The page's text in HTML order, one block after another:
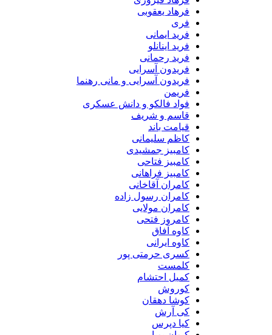
فرهاد یعقوبی
فری
فرید ایمانی
فرید اینانلو
فرید رحمانی
فریدون آسرایی
فریدون آسرایی و مانی رهنما
فریمن
فواد فالکو و دانش عسکری
قاسم و شریف
قیامت باند
کاظم سلیمانی
کامبیز جمشیدی
کامبیز فتاحی
کامبیز فراهانی
کامران آقاخانی
کامران رسول زاده
کامران مولایی
کامروز فتحی
کاوه آفاق
کاوه ایرانی
کسری حرمتی پور
کلمست
کمیل احتشام
کوروش
کوشا دهقان
کی آرش
کیا دپرس